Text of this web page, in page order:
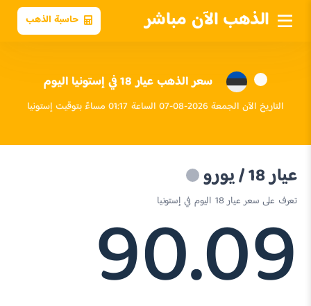
الذهب الآن مباشر حاسبة الذهب
سعر الذهب عيار 18 في إستونيا اليوم
التاريخ الآن الجمعة 2026-08-07 الساعة 01:17 مساءً بتوقيت إستونيا
عيار 18 / يورو
تعرف على سعر عيار 18 اليوم في إستونيا
90.09